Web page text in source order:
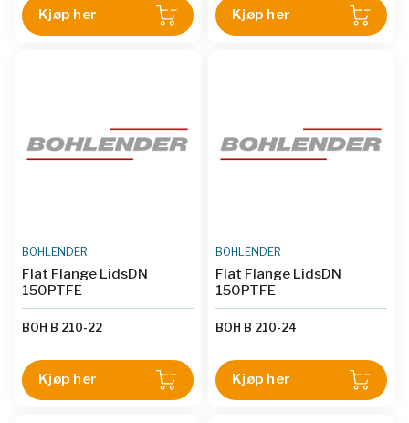
Kjøp her Kjøp her
BOHLENDER
Flat Flange LidsDN
150PTFE
BOH B 210-22
Kjøp her
BOHLENDER
Flat Flange LidsDN
150PTFE
BOH B 210-24
Kjøp her